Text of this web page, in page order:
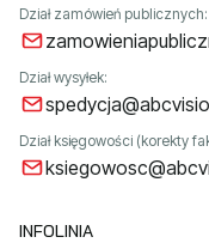
Dział zamówień publicznych:
Dział wysyłek:
Dział księgowości (korekty
INFOLINIA